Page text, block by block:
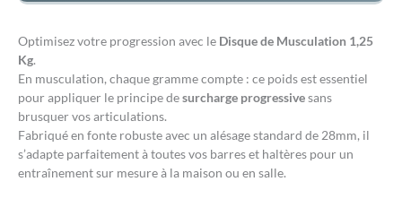
Optimisez votre progression avec le Disque de Musculation 1,25
Kg.
En musculation, chaque gramme compte : ce poids est essentiel
pour appliquer le principe desurcharge progressivesans
brusquer vos articulations.
Fabriqué en fonte robuste avec un alésage standard de 28mm, il
s’adapte parfaitement à toutes vos barres et haltères pour un
entraînement sur mesure à la maison ou en salle.